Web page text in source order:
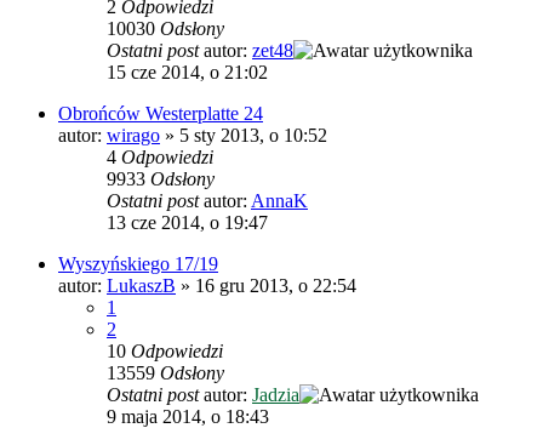
2 Odpowiedzi
10030 Odsłony
Ostatni postautor: zet48
15 cze 2014, o 21:02
Obrońców Westerplatte 24
autor: wirago » 5 sty 2013, o 10:52
4 Odpowiedzi
9933 Odsłony
Ostatni postautor: AnnaK
13 cze 2014, o 19:47
Wyszyńskiego 17/19
autor: LukaszB » 16 gru 2013, o 22:54
1
2
10 Odpowiedzi
13559 Odsłony
Ostatni postautor: Jadzia
9 maja 2014, o 18:43